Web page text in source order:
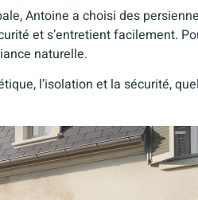
Antoine a choisi des
et s’entretient facilement.
naturelle.
l’isolation et la sécurité,